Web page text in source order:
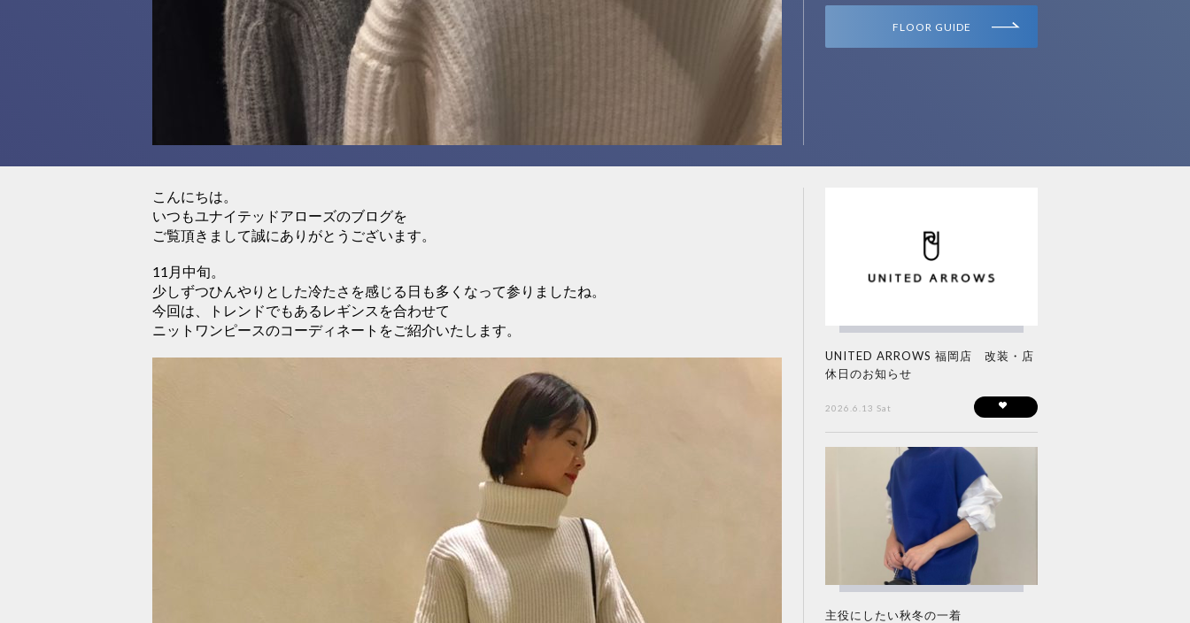
FLOOR GUIDE
こんにちは。
いつもユナイテッドアローズのブログを
ご覧頂きまして誠にありがとうございます。
11月中旬。
少しずつひんやりとした冷たさを感じる日も多くなって参りましたね。
今回は、トレンドでもあるレギンスを合わせて
ニットワンピースのコーディネートをご紹介いたします。
UNITED ARROWS 福岡店 改装・店
休日のお知らせ
2026.6.13 Sat
主役にしたい秋冬の一着